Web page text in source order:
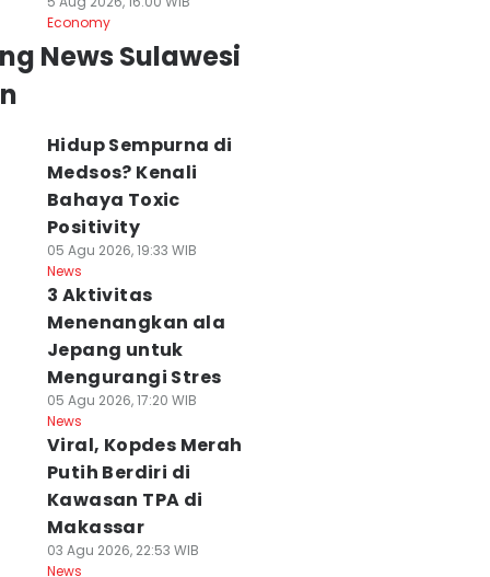
Economy
News Sulawesi
Hidup Sempurna di
Medsos? Kenali
Bahaya Toxic
Positivity
05 Agu 2026, 19:33 WIB
News
3 Aktivitas
Menenangkan ala
Jepang untuk
Mengurangi Stres
05 Agu 2026, 17:20 WIB
News
Viral, Kopdes Merah
Putih Berdiri di
Kawasan TPA di
Makassar
03 Agu 2026, 22:53 WIB
News